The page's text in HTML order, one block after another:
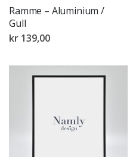
Ramme – Aluminium /
Gull
kr 139,00